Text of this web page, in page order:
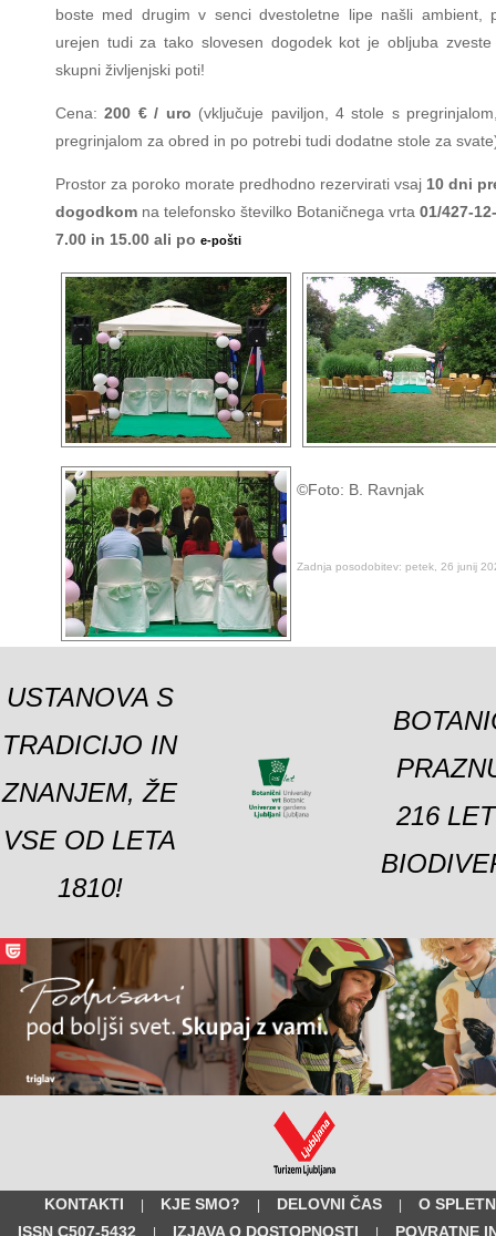
boste med drugim v senci dvestoletne lipe našli ambient,
urejen tudi za tako slovesen dogodek kot je obljuba
skupni življenjski poti!
Cena:200 € / uro (vključuje paviljon, 4 stole s
pregrinjalom za obred in po potrebi tudi dodatne stole za
Prostor za poroko morate predhodno rezervirati vsaj 10 dni
dogodkom na telefonsko številko Botaničnega vrta 01/427-
7.00 in 15.00 ali po e-pošti
©Foto: B. Ravnjak
Zadnja posodobitev: petek, 26 junij
USTANOVA S
TRADICIJO IN
ZNANJEM, ŽE
VSE OD LETA
1810!
216
KONTAKTI | KJE SMO? | DELOVNI ČAS |
O
ISSN C507-5432
| IZJAVA O DOSTOPNOSTI | POVRATNE